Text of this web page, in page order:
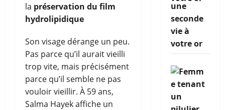
la préservation du film
hydrolipidique
Son visage dérange un peu.
Pas parce qu’il aurait vieilli
trop vite, mais précisément
parce qu’il semble ne pas
vouloir vieillir. À 59 ans,
Salma Hayek affiche un
une
seconde
vie à
votre or